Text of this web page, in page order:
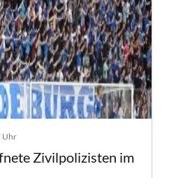
Uhr
Zivilpolizisten im